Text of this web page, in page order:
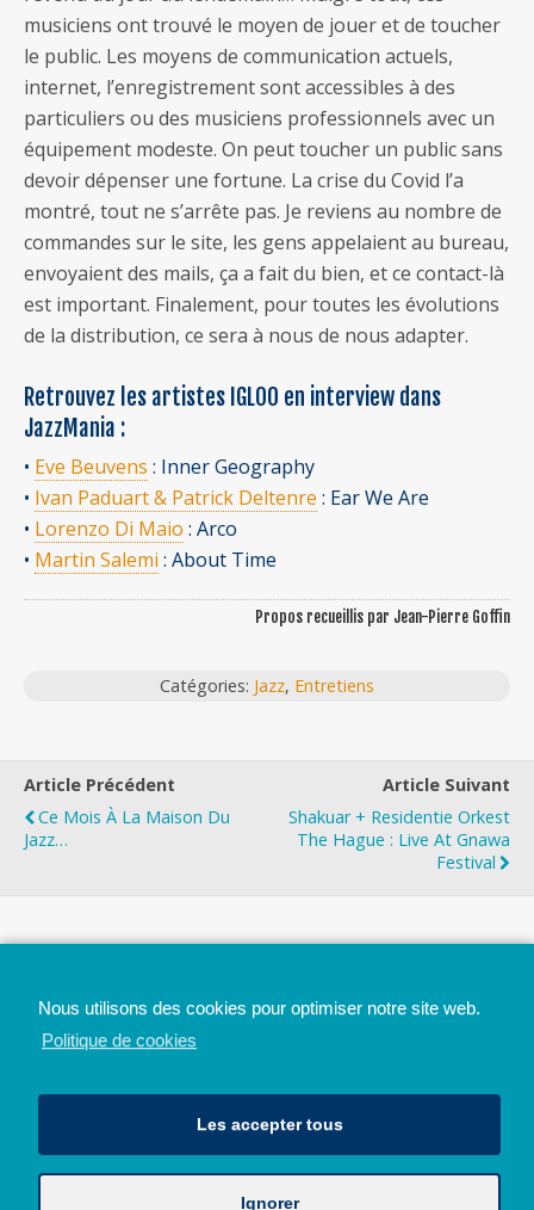
musiciens ont trouvé le moyen de jouer et de toucher
le public. Les moyens de communication actuels,
internet, l’enregistrement sont accessibles à des
particuliers ou des musiciens professionnels avec un
équipement modeste. On peut toucher un public sans
devoir dépenser une fortune. La crise du Covid l’a
montré, tout ne s’arrête pas. Je reviens au nombre de
commandes sur le site, les gens appelaient au bureau,
envoyaient des mails, ça a fait du bien, et ce contact-là
est important. Finalement, pour toutes les évolutions
de la distribution, ce sera à nous de nous adapter.
Retrouvez les artistes IGLOO en interview dans
JazzMania :
• Eve Beuvens : Inner Geography
• Ivan Paduart & Patrick Deltenre : Ear We Are
• Lorenzo Di Maio : Arco
• Martin Salemi : About Time
Propos recueillis par Jean-Pierre Goffin
Catégories: Jazz, Entretiens
Article Précédent
Ce Mois À La Maison Du
Jazz…
Article Suivant
Shakuar + Residentie Orkest
The Hague : Live At Gnawa
Festival
Nous utilisons des cookies pour optimiser notre site web.
Politique de cookies
Les accepter tous
Ignorer